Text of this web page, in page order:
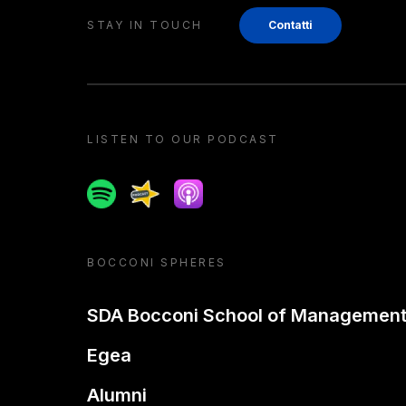
STAY IN TOUCH Contatti
LISTEN TO OUR PODCAST
SpotifySpreakerApple podcast
BOCCONI SPHERES
SDA Bocconi School of Management
Egea
Alumni